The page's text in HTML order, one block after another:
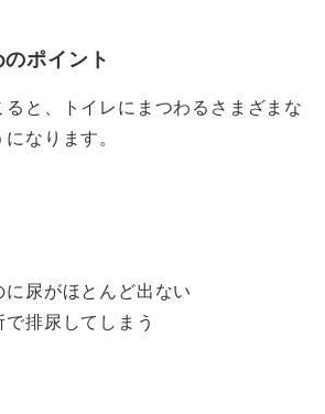
ポイント
と、トイレにまつわるさまざまな
なります。
に尿がほとんど出ない
で排尿してしまう